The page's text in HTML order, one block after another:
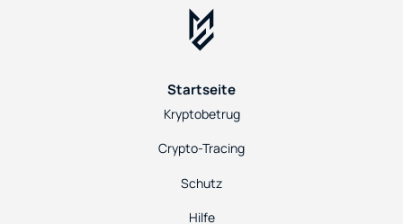
Startseite
Kryptobetrug
Crypto-Tracing
Schutz
Hilfe